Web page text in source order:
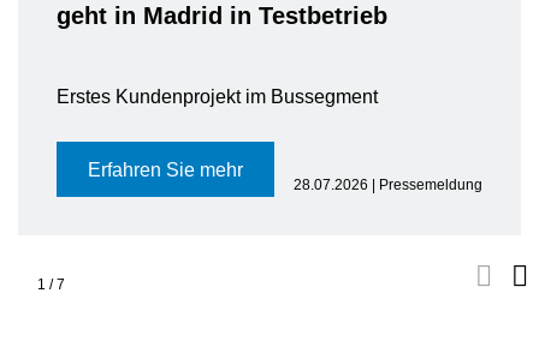
geht in Madrid in Testbetrieb
Erstes Kundenprojekt im Bussegment
Erfahren Sie mehr
28.07.2026 | Pressemeldung
1 /7